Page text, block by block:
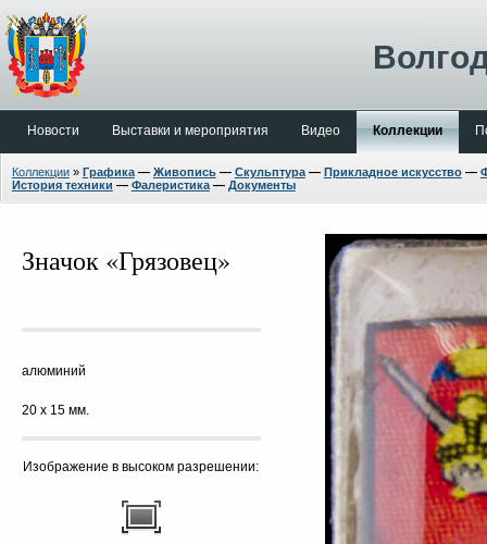
Новости Выставки и мероприятия Видео Коллекции
Коллекции» Графика— Живопись— Скульптура— Прикладное искусство—
История техники — Фалеристика— Документы
Значок «Грязовец»
алюминий
20 х 15 мм.
Изображение в высоком разрешении: